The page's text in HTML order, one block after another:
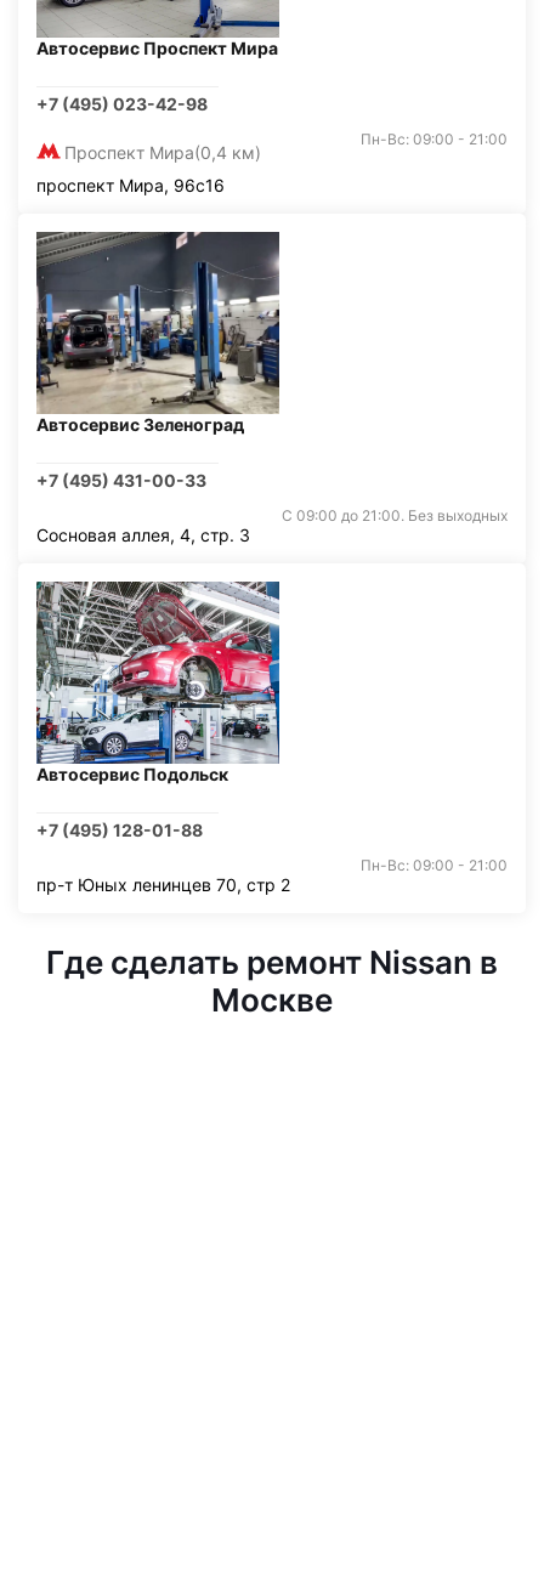
Автосервис Проспект Мира
+7 (495) 023-42-98
Проспект Мира(0,4 км)
Пн-Вс: 09:00 - 21:00
проспект Мира, 96с16
Автосервис Зеленоград
+7 (495) 431-00-33
С 09:00 до 21:00. Без выходных
Сосновая аллея, 4, стр. 3
Автосервис Подольск
+7 (495) 128-01-88
Пн-Вс: 09:00 - 21:00
пр-т Юных ленинцев 70, стр 2
Где сделать ремонт Nissan в
Москве